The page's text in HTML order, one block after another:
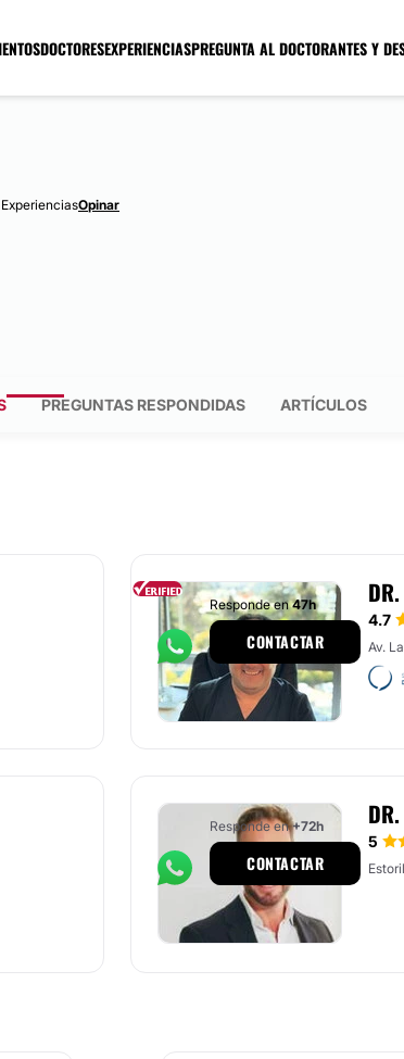
DOCTORESEXPERIENCIASPREGUNTA AL DOCTORANTES Y
Opinar
PREGUNTAS RESPONDIDAS ARTÍCULOS
4.7
Av.
Responde en47h
CONTACTAR
5
Responde en+72h
CONTACTAR